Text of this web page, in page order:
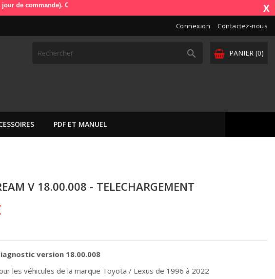
OdbDiag vous livre dans toute l'Europe. Vos paiements sont sécurisés (Stripe)X
Connexion Contactez-nous
PANIER (0)

PDF ET MANUEL
V 18.00.008 - TELECHARGEMENT
version 18.00.008
les véhicules de la marque Toyota / Lexus de 1996 à 2022